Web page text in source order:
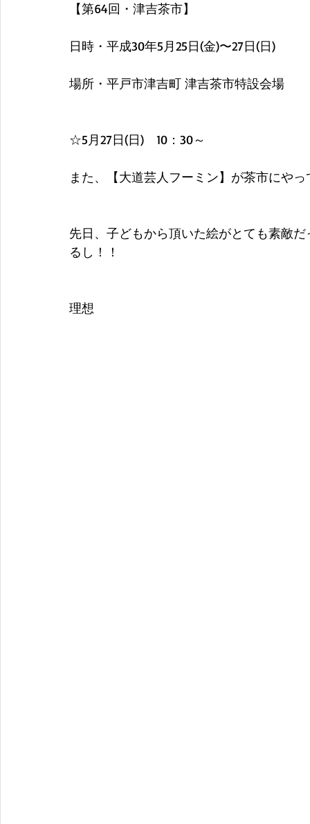
【第64回・津吉茶市】
日時・平成30年5月25日(金)〜27日(日)
場所・平戸市津吉町 津吉茶市特設会場
☆5月27日(日)　10：30～
また、【大道芸人フーミン】が茶市にや
先日、子どもから頂いた絵がとても素敵
るし！！
理想